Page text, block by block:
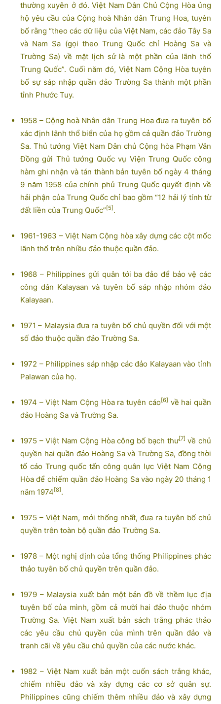
thường xuyên ở đó. Việt Nam Dân Chủ Cộng Hòa ủng
hộ yêu cầu của Cộng hoà Nhân dân Trung Hoa, tuyên
bố rằng “theo các dữ liệu của Việt Nam, các đảo Tây Sa
và Nam Sa (gọi theo Trung Quốc chỉ Hoàng Sa và
Trường Sa) về mặt lịch sử là một phần của lãnh thổ
Trung Quốc”. Cuối năm đó, Việt Nam Cộng Hòa tuyên
bố sự sáp nhập quần đảo Trường Sa thành một phần
tỉnh Phước Tuy.
1958 – Cộng hoà Nhân dân Trung Hoa đưa ra tuyên bố
xác định lãnh thổ biển của họ gồm cả quần đảo Trường
Sa. Thủ tướng Việt Nam Dân chủ Cộng hòa Phạm Văn
Đồng gửi Thủ tướng Quốc vụ Viện Trung Quốc công
hàm ghi nhận và tán thành bản tuyên bố ngày 4 tháng
9 năm 1958 của chính phủ Trung Quốc quyết định về
hải phận của Trung Quốc chỉ bao gồm “12 hải lý tính từ
đất liền của Trung Quốc” [5] .
1961-1963 – Việt Nam Cộng hòa xây dựng các cột mốc
lãnh thổ trên nhiều đảo thuộc quần đảo.
1968 – Philippines gửi quân tới ba đảo để bảo vệ các
công dân Kalayaan và tuyên bố sáp nhập nhóm đảo
Kalayaan.
1971 – Malaysia đưa ra tuyên bố chủ quyền đối với một
số đảo thuộc quần đảo Trường Sa.
1972 – Philippines sáp nhập các đảo Kalayaan vào tỉnh
Palawan của họ.
1974 – Việt Nam Cộng Hòa ra tuyên cáo[6] về hai quần
đảo Hoàng Sa và Trường Sa.
1975 – Việt Nam Cộng Hòa công bố bạch thư[7] về chủ
quyền hai quần đảo Hoàng Sa và Trường Sa, đồng thời
tố cáo Trung quốc tấn công quân lực Việt Nam Cộng
Hòa để chiếm quần đảo Hoàng Sa vào ngày 20 tháng 1
năm 1974 [8] .
1975 – Việt Nam, mới thống nhất, đưa ra tuyên bố chủ
quyền trên toàn bộ quần đảo Trường Sa.
1978 – Một nghị định của tổng thống Philippines phác
thảo tuyên bố chủ quyền trên quần đảo.
1979 – Malaysia xuất bản một bản đồ về thềm lục địa
tuyên bố của mình, gồm cả mười hai đảo thuộc nhóm
Trường Sa. Việt Nam xuất bản sách trắng phác thảo
các yêu cầu chủ quyền của mình trên quần đảo và
tranh cãi về yêu cầu chủ quyền của các nước khác.
1982 – Việt Nam xuất bản một cuốn sách trắng khác,
chiếm nhiều đảo và xây đựng các cơ sở quân sự.
Philippines cũng chiếm thêm nhiều đảo và xây dựng